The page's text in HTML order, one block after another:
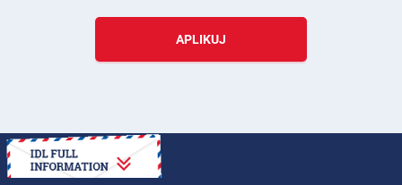
APLIKUJ
INSTRUKCJA